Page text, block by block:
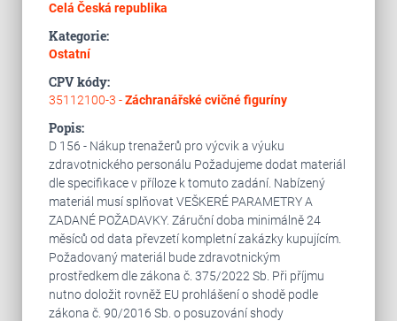
Celá Česká republika
Kategorie:
Ostatní
CPV kódy:
35112100-3 -Záchranářské cvičné figuríny
Popis:
D 156 - Nákup trenažerů pro výcvik a výuku
zdravotnického personálu Požadujeme dodat materiál
dle specifikace v příloze k tomuto zadání. Nabízený
materiál musí splňovat VEŠKERÉ PARAMETRY A
ZADANÉ POŽADAVKY. Záruční doba minimálně 24
měsíců od data převzetí kompletní zakázky kupujícím.
Požadovaný materiál bude zdravotnickým
prostředkem dle zákona č. 375/2022 Sb. Při příjmu
nutno doložit rovněž EU prohlášení o shodě podle
zákona č. 90/2016 Sb. o posuzování shody